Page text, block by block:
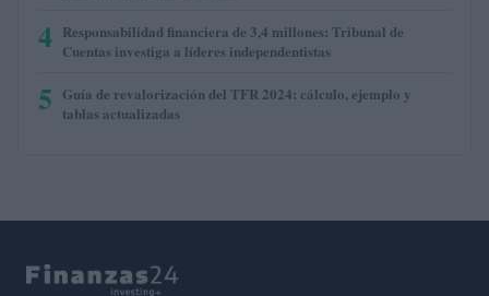
4 Responsabilidad financiera de 3,4 millones: Tribunal de
Cuentas investiga a líderes independentistas
5 Guía de revalorización del TFR 2024: cálculo, ejemplo y
tablas actualizadas